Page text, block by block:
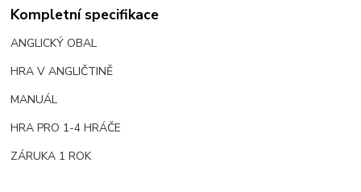
Kompletní specifikace
ANGLICKÝ OBAL
HRA V ANGLIČTINĚ
MANUÁL
HRA PRO 1-4 HRÁČE
ZÁRUKA 1 ROK